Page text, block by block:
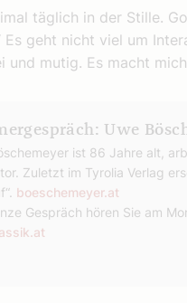
täglich in der Stille.
geht nicht viel um
und mutig. Es macht
Uwe
ist 86 Jahre alt,
Zuletzt im Tyrolia Verlag
boeschemeyer.at
Gespräch hören Sie am